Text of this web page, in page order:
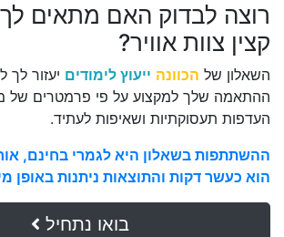
רוצה לבדוק האם מתאים לך
קצין צוות אוויר?
השאלון של הכוונה ייעוץ לימודים יעזור
ההתאמה שלך למקצוע על פי פרמטרים של
העדפות תעסוקתיות ושאיפות לעתיד.
ההשתתפות בשאלון היא לגמרי בחינם,
הוא כעשר דקות והתוצאות ניתנות באופן
בואו נתחיל